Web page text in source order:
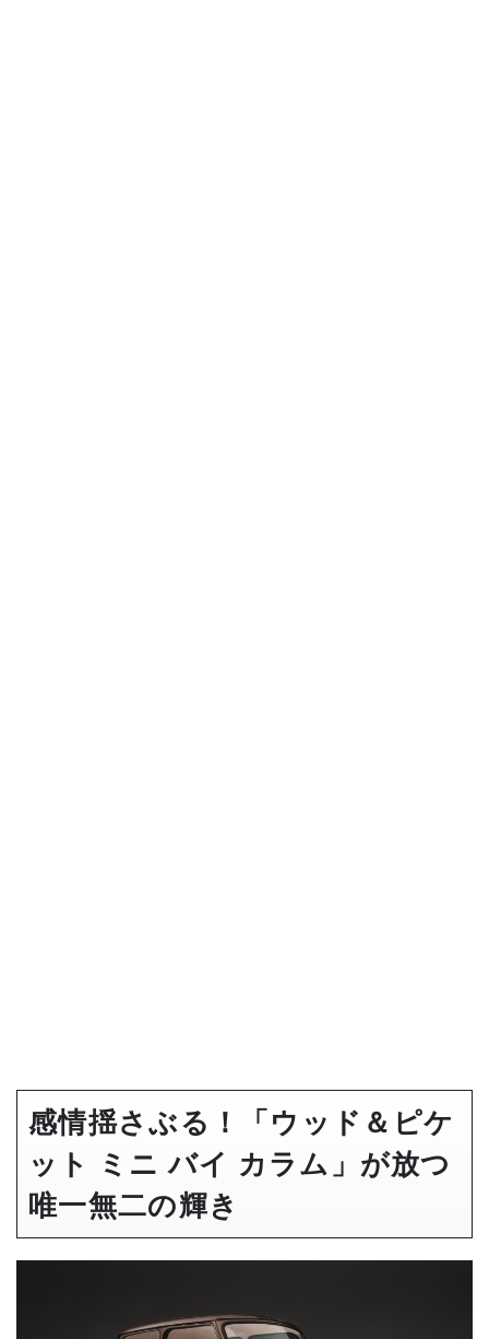
感情揺さぶる！「ウッド＆ピケ
ット ミニ バイ カラム」が放つ
唯一無二の輝き